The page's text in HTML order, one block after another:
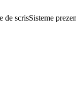
de scrisSisteme